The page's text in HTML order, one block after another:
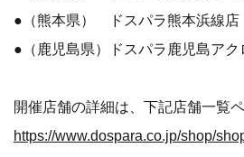
●（熊本県） ドスパラ熊本浜線店
●（鹿児島県）ドスパラ鹿児島ア
開催店舗の詳細は、下記店舗一覧
https://www.dospara.co.jp/shop/